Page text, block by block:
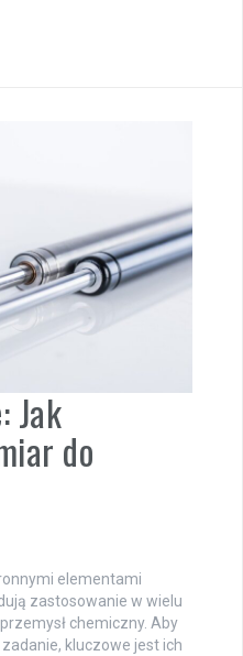
Jak
do
elementami
zastosowanie w wielu
chemiczny. Aby
zadanie, kluczowe jest ich